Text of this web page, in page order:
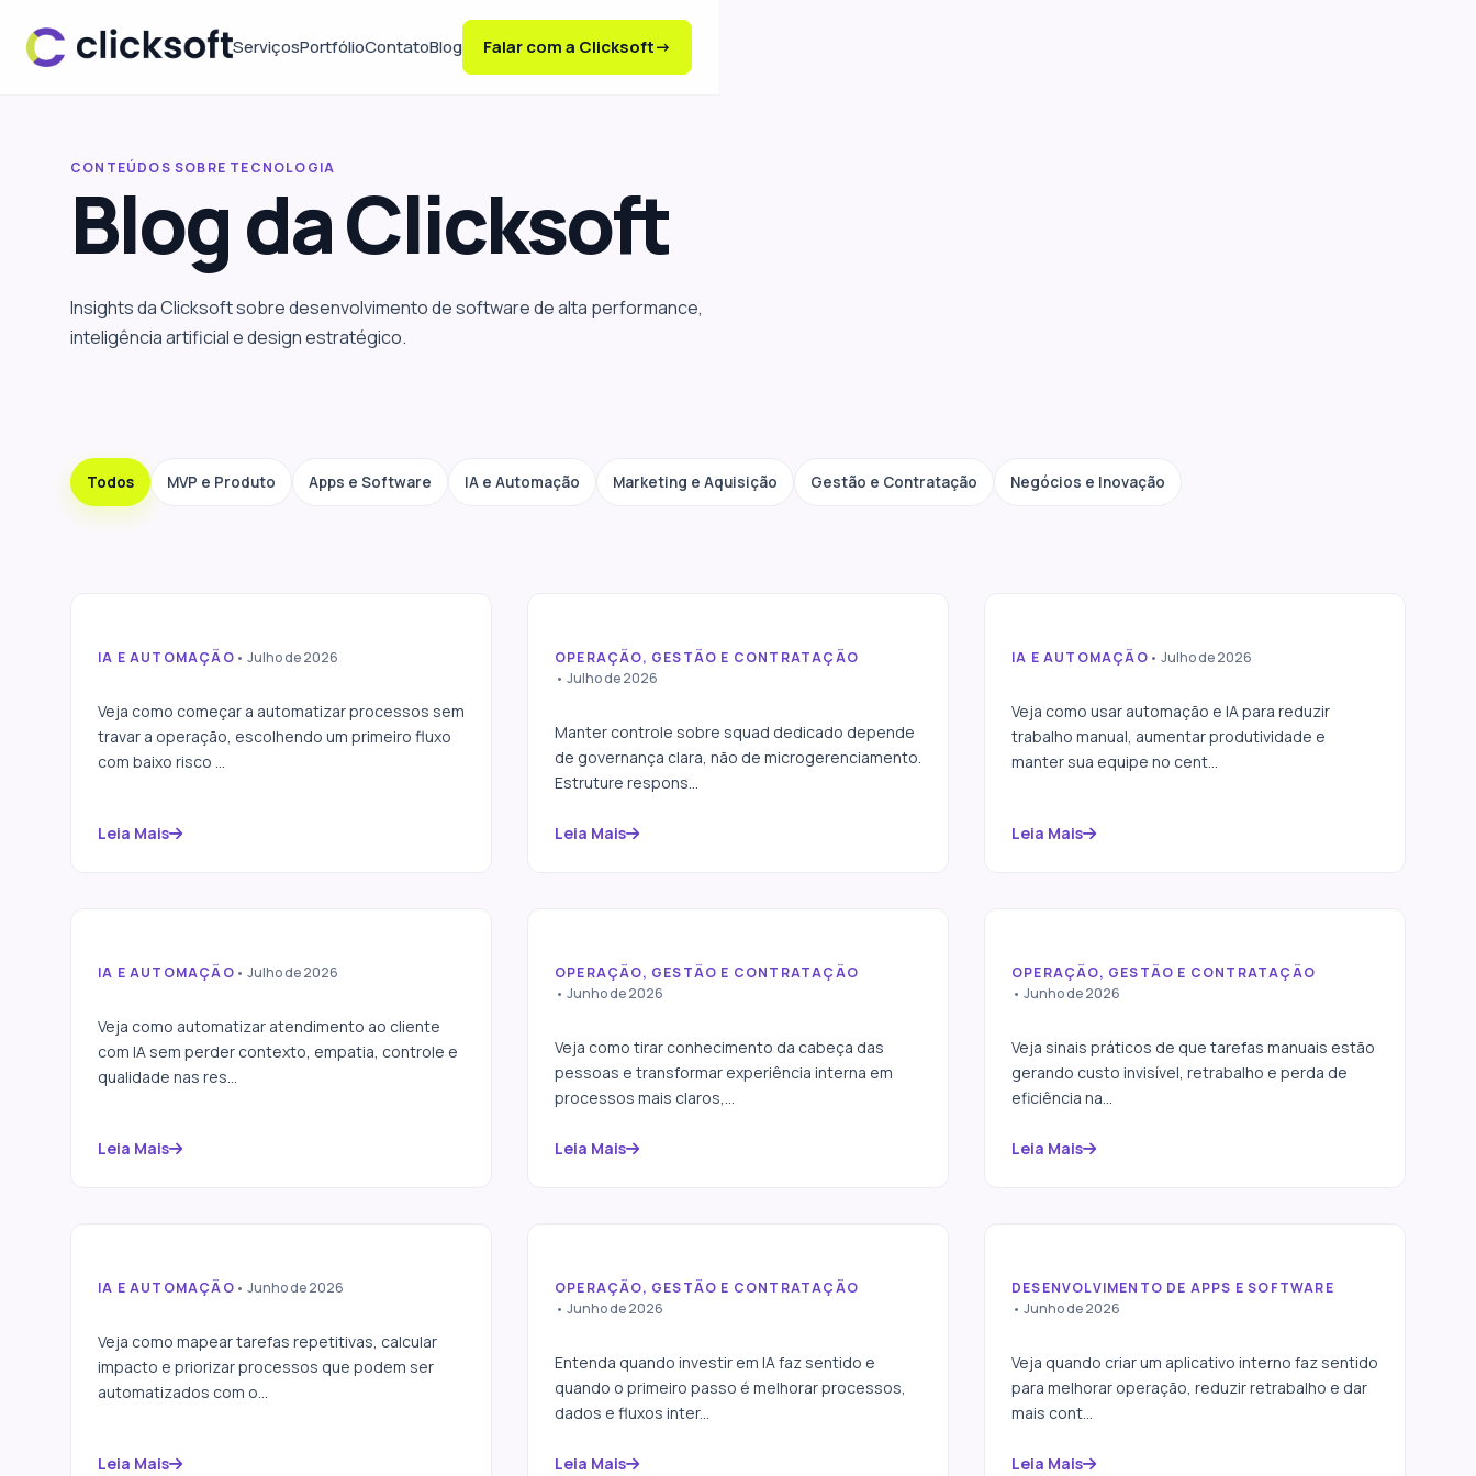
ServiçosPortfólioContatoBlog Falar com a Clicksoft
CONTEÚDOS SOBRE TECNOLOGIA
Blog daClicksoft
Insights da Clicksoft sobre desenvolvimento de software de alta performance,
inteligência artificial e design estratégico.
Todos MVP e Produto Apps e Software IA e Automação Marketing e Aquisição Gestão e Contratação Negócios e Inovação
Automação de processos:
IA E AUTOMAÇÃO • Julho de 2026
Veja como começar a automatizar processos sem
travar a operação, escolhendo um primeiro fluxo
com baixo risco ...
Leia Mais
Como contratar squad
controle do projeto
OPERAÇÃO, GESTÃO E CONTRATAÇÃO
• Julho de 2026
Manter controle sobre squad dedicado depende
de governança clara, não de microgerenciamento.
Estruture respons...
Leia Mais
Como automatizar
sua equipe
IA E AUTOMAÇÃO • Julho de 2026
Veja como usar automação e IA para reduzir
trabalho manual, aumentar produtividade e
manter sua equipe no cent...
Leia Mais
Como automatizar
qualidade
IA E AUTOMAÇÃO • Julho de 2026
Veja como automatizar atendimento ao cliente
com IA sem perder contexto, empatia, controle e
qualidade nas res...
Leia Mais
Como transformar
processos escaláveis
OPERAÇÃO, GESTÃO E CONTRATAÇÃO
• Junho de 2026
Veja como tirar conhecimento da cabeça das
pessoas e transformar experiência interna em
processos mais claros,...
Leia Mais
5 sinais de que sua empresa
manual
OPERAÇÃO, GESTÃO E CONTRATAÇÃO
• Junho de 2026
Veja sinais práticos de que tarefas manuais estão
gerando custo invisível, retrabalho e perda de
eficiência na...
Leia Mais
Como identificar processos
automatizados
IA E AUTOMAÇÃO • Junho de 2026
Veja como mapear tarefas repetitivas, calcular
impacto e priorizar processos que podem ser
automatizados com o...
Leia Mais
Minha empresa precisa de IA
OPERAÇÃO, GESTÃO E CONTRATAÇÃO
• Junho de 2026
Entenda quando investir em IA faz sentido e
quando o primeiro passo é melhorar processos,
dados e fluxos inter...
Leia Mais
Aplicativo interno para
app
DESENVOLVIMENTO DE APPS E SOFTWARE
• Junho de 2026
Veja quando criar um aplicativo interno faz sentido
para melhorar operação, reduzir retrabalho e dar
mais cont...
Leia Mais